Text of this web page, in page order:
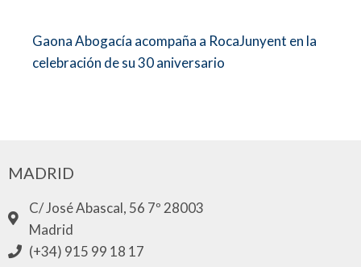
Gaona Abogacía acompaña a RocaJunyent en la
celebración de su 30 aniversario
MADRID
C/ José Abascal, 56 7º 28003
Madrid
(+34) 915 99 18 17